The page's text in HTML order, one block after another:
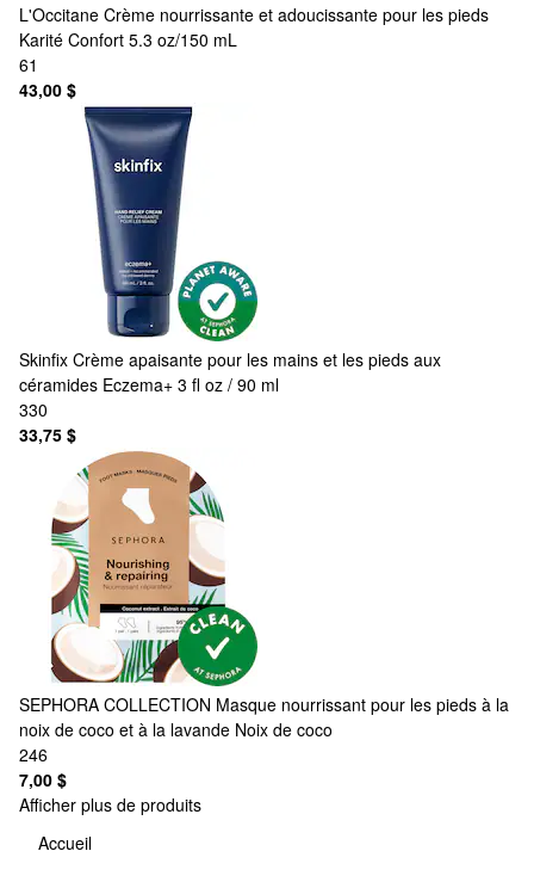
L'Occitane Crème nourrissante et adoucissante pour les pieds
Karité Confort 5.3 oz/150 mL
61
43,00 $
Skinfix Crème apaisante pour les mains et les pieds aux
céramides Eczema+ 3 fl oz / 90 ml
330
33,75 $
SEPHORA COLLECTION Masque nourrissant pour les pieds à la
noix de coco et à la lavande Noix de coco
246
7,00 $
Afficher plus de produits
Accueil